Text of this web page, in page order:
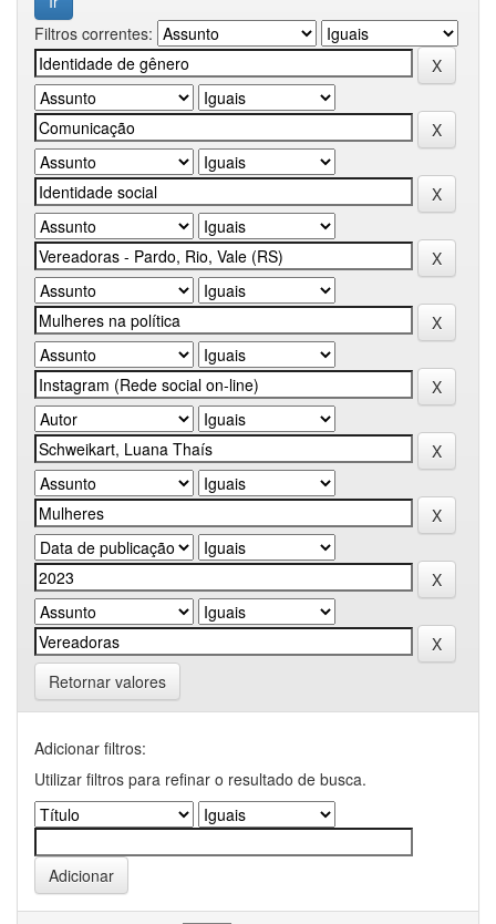
Filtros correntes:
Retornar valores
Adicionar filtros:
Utilizar filtros para refinar o resultado de busca.